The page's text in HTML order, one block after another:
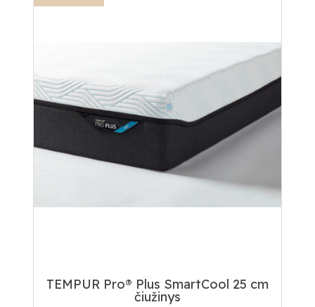
TEMPUR Pro® Plus SmartCool 25 cm
čiužinys